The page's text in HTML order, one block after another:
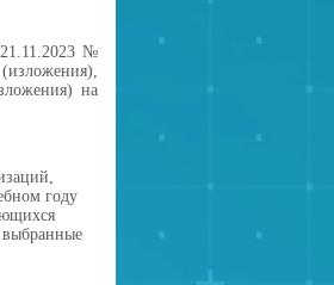
№
на
году
выбранные